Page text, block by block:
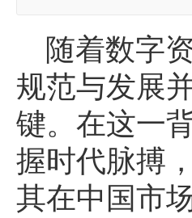
随着数字
规范与发展
键。在这一
握时代脉搏
其在中国市